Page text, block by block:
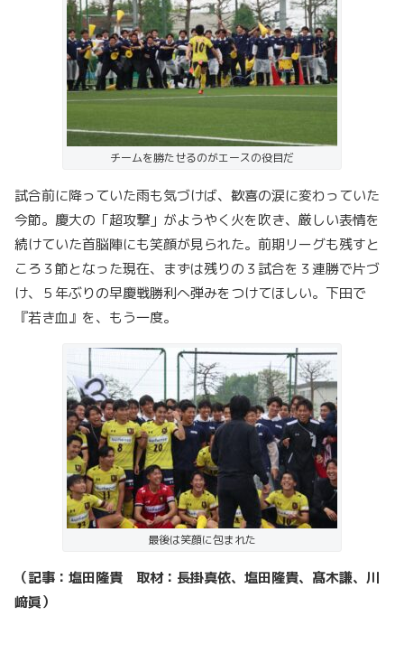
チームを勝たせるのがエースの役目だ
試合前に降っていた雨も気づけば、歓喜の涙に変わっていた
今節。慶大の「超攻撃」がようやく火を吹き、厳しい表情を
続けていた首脳陣にも笑顔が見られた。前期リーグも残すと
ころ３節となった現在、まずは残りの３試合を３連勝で片づ
け、５年ぶりの早慶戦勝利へ弾みをつけてほしい。下田で
『若き血』を、もう一度。
最後は笑顔に包まれた
（記事：塩田隆貴 取材：長掛真依、塩田隆貴、髙木謙、川
﨑眞）